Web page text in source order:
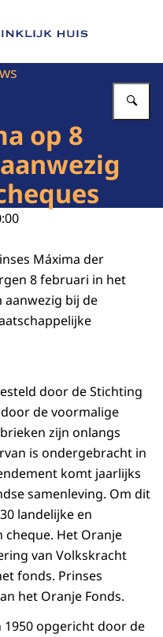
Het Koninklijk Huis
op 8
Máxima der
8 februari in het
aanwezig bij de
door de Stichting
de voormalige
zijn onlangs
is ondergebracht in
komt jaarlijks
samenleving. Om dit
landelijke en
cheque. Het Oranje
van Volkskracht
fonds. Prinses
het Oranje Fonds.
opgericht door de